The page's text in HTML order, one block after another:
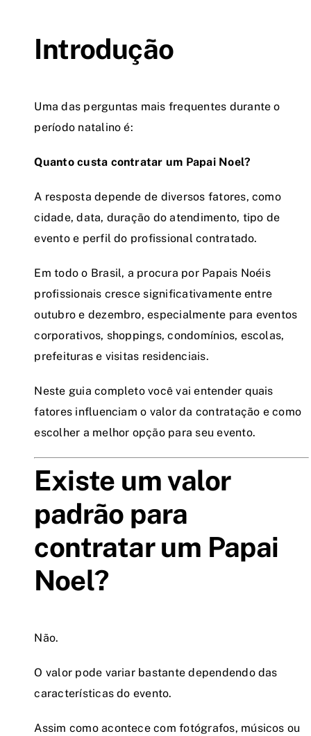
Introdução
Uma das perguntas mais frequentes durante o
período natalino é:
Quanto custa contratar um Papai Noel?
A resposta depende de diversos fatores, como
cidade, data, duração do atendimento, tipo de
evento e perfil do profissional contratado.
Em todo o Brasil, a procura por Papais Noéis
profissionais cresce significativamente entre
outubro e dezembro, especialmente para eventos
corporativos, shoppings, condomínios, escolas,
prefeituras e visitas residenciais.
Neste guia completo você vai entender quais
fatores influenciam o valor da contratação e como
escolher a melhor opção para seu evento.
Existe um valor
padrão para
contratar um Papai
Noel?
Não.
O valor pode variar bastante dependendo das
características do evento.
Assim como acontece com fotógrafos, músicos ou